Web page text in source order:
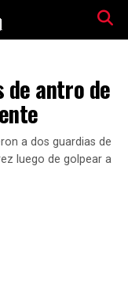
de antro de
a dos guardias de
luego de golpear a